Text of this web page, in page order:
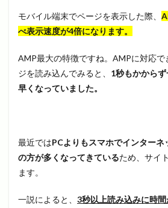
モバイル端末でページを表示した際、
べ表示速度が4倍になります。
AMP最大の特徴ですね。AMPに対応で
ジを読み込んでみると、 1秒もかから
早くなっていました。
最近ではPCよりもスマホでインターネ
の方が多くなってきているため、サイ
ます。
一説によると、 3秒以上読み込みに時